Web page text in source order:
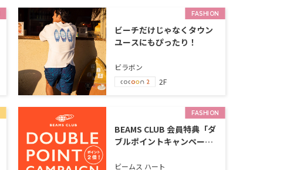
ビーチだけじゃなくタウン
ユースにもぴったり！
FASHION
ビラボン
2F
BEAMS CLUB 会員特典「ダ
ブルポイントキャンペー
FASHION
ビームス ハート